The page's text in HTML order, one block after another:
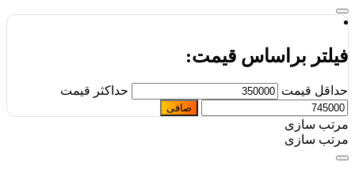
براساس قیمت:
قیمت حداكثر قيمت
صافی
سازی
سازی